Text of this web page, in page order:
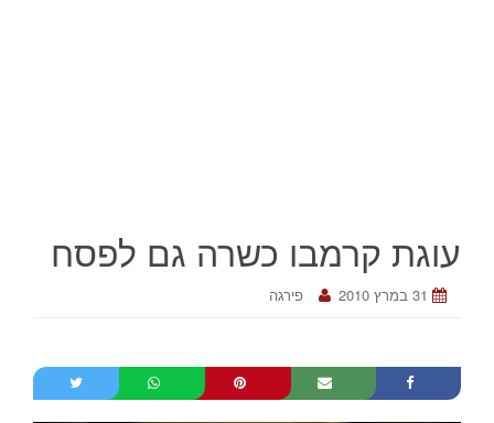
עוגת קרמבו כשרה גם לפסח
31 במרץ 2010 פירגה